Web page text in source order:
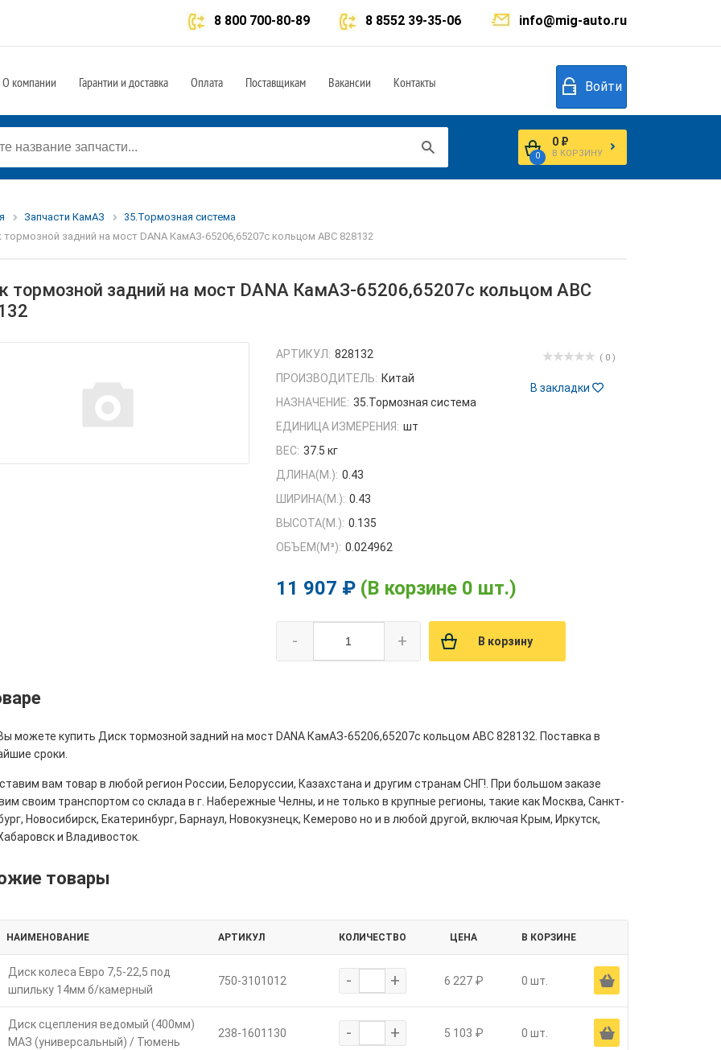
info@mig-auto.ru
8 8552 39-35-06
8 800 700-80-89
О компании Гарантии и доставка Оплата Поставщикам Вакансии Контакты Войти
0
0 ₽
В КОРЗИНУ
Запчасти КамАЗ
35.Тормозная система
тормозной задний на мост DANA КамАЗ-65206,65207с кольцом ABC 828132
тормозной задний на мост DANA КамАЗ-65206,65207с кольцом ABC
( 0 )
В закладки
АРТИКУЛ: 828132
ПРОИЗВОДИТЕЛЬ: Китай
НАЗНАЧЕНИЕ: 35.Тормозная система
ЕДИНИЦА ИЗМЕРЕНИЯ: шт
ВЕС: 37.5 кг
ДЛИНА(М.): 0.43
ШИРИНА(М.): 0.43
ВЫСОТА(М.): 0.135
ОБЪЕМ(M³): 0.024962
11 907 ₽ (В корзине 0 шт.)
- + В корзину
можете купить Диск тормозной задний на мост DANA КамАЗ-65206,65207с кольцом ABC 828132. Поставка в
сроки.
вам товар в любой регион России, Белоруссии, Казахстана и другим странам СНГ!. При большом заказе
своим транспортом со склада в г. Набережные Челны, и не только в крупные регионы, такие как Москва, Санкт-
Новосибирск, Екатеринбург, Барнаул, Новокузнецк, Кемерово но и в любой другой, включая Крым, Иркутск,
и Владивосток.
товары
НАИМЕНОВАНИЕ АРТИКУЛ КОЛИЧЕСТВО ЦЕНА В КОРЗИНЕ
Диск колеса Евро 7,5-22,5 под
шпильку 14мм б/камерный
750-3101012 - + 6 227 ₽ 0 шт. Ä
Диск сцепления ведомый (400мм)
МАЗ (универсальный) / Тюмень
238-1601130 - + 5 103 ₽ 0 шт. Ä